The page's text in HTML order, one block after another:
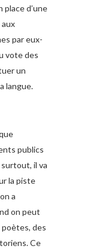
place d’une
par eux-
vote des
un
langue.
publics
il va
la piste
a
on peut
poètes, des
Ce